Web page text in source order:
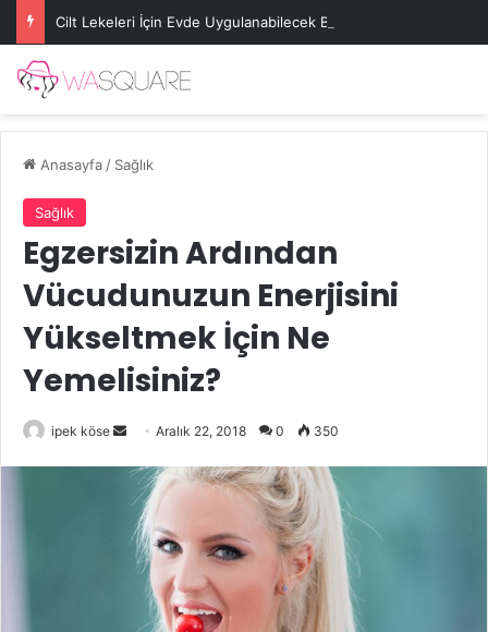
Cilt Lekeleri İçin Evde Uygulanabilecek Basit Maskeler
Anasayfa/ Sağlık
Sağlık
Egzersizin Ardından
Vücudunuzun Enerjisini
Yükseltmek İçin Ne
Yemelisiniz?
ipek köse
Bir
posta
göndermek
Aralık 22, 2018 0 350